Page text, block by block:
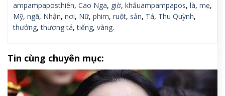
ampampaposthiên, Cao Nga, giờ, khấuampampapos, là, mẹ,
Mỹ, ngã, Nhận, nơi, Nữ, phim, ruột, sản, Tá, Thu Quỳnh,
thưởng,thượng tá,tiếng, vàng.
Tin cùng chuyên mục: